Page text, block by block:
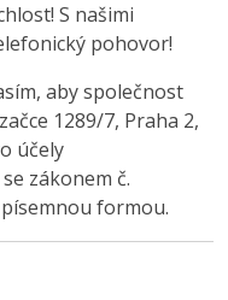
S našimi
pohovor!
aby společnost
1289/7, Praha 2,
účely
zákonem č.
formou.